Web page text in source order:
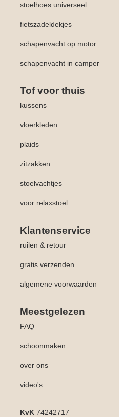
stoelhoes universeel
fietszadeldekjes
schapenvacht op motor
schapenvacht in camper
Tof voor thuis
kussens
vloerkleden
plaids
zitzakken
stoelvachtjes
voor relaxstoel
Klantenservice
ruilen & retour
gratis verzenden
algemene voorwaarden
Meestgelezen
FAQ
schoonmaken
over ons
video's
KvK 74242717